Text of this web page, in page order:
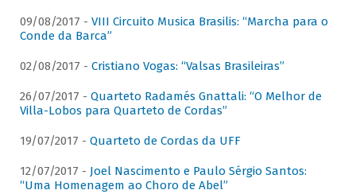
09/08/2017 - VIII Circuito Musica Brasilis: “Marcha para o
Conde da Barca”
02/08/2017 - Cristiano Vogas: “Valsas Brasileiras”
26/07/2017 - Quarteto Radamés Gnattali: “O Melhor de
Villa-Lobos para Quarteto de Cordas”
19/07/2017 - Quarteto de Cordas da UFF
12/07/2017 - Joel Nascimento e Paulo Sérgio Santos:
“Uma Homenagem ao Choro de Abel”